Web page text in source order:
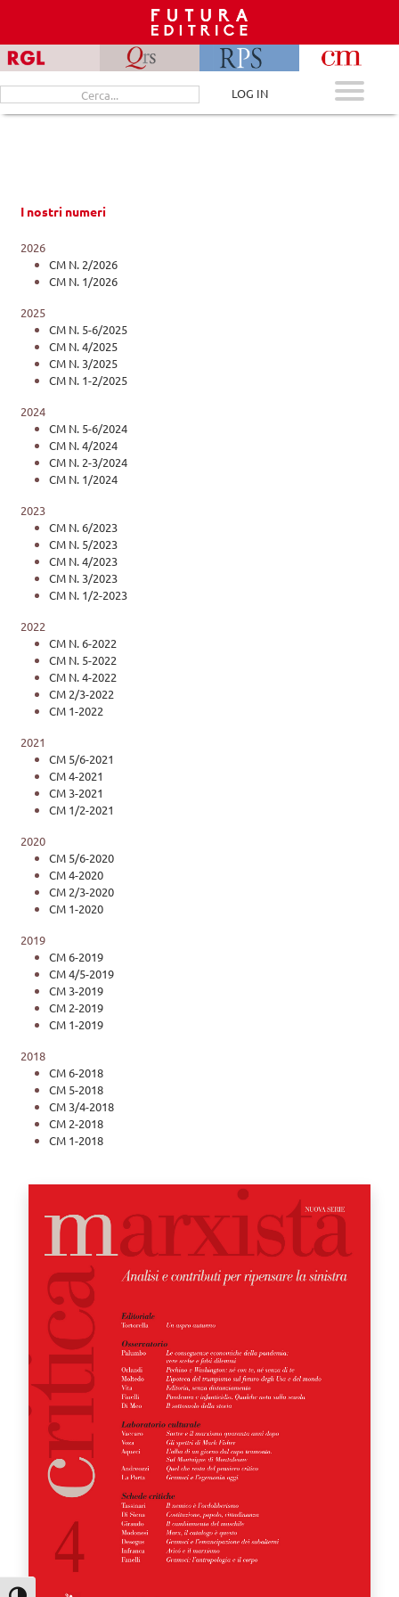
content
Cerca
per:
LOG IN
I nostri numeri
2026
CM N. 2/2026
CM N. 1/2026
2025
CM N. 5-6/2025
CM N. 4/2025
CM N. 3/2025
CM N. 1-2/2025
2024
CM N. 5-6/2024
CM N. 4/2024
CM N. 2-3/2024
CM N. 1/2024
2023
CM N. 6/2023
CM N. 5/2023
CM N. 4/2023
CM N. 3/2023
CM N. 1/2-2023
2022
CM N. 6-2022
CM N. 5-2022
CM N. 4-2022
CM 2/3-2022
CM 1-2022
2021
CM 5/6-2021
CM 4-2021
CM 3-2021
CM 1/2-2021
2020
CM 5/6-2020
CM 4-2020
CM 2/3-2020
CM 1-2020
2019
CM 6-2019
CM 4/5-2019
CM 3-2019
CM 2-2019
CM 1-2019
2018
CM 6-2018
CM 5-2018
CM 3/4-2018
CM 2-2018
CM 1-2018